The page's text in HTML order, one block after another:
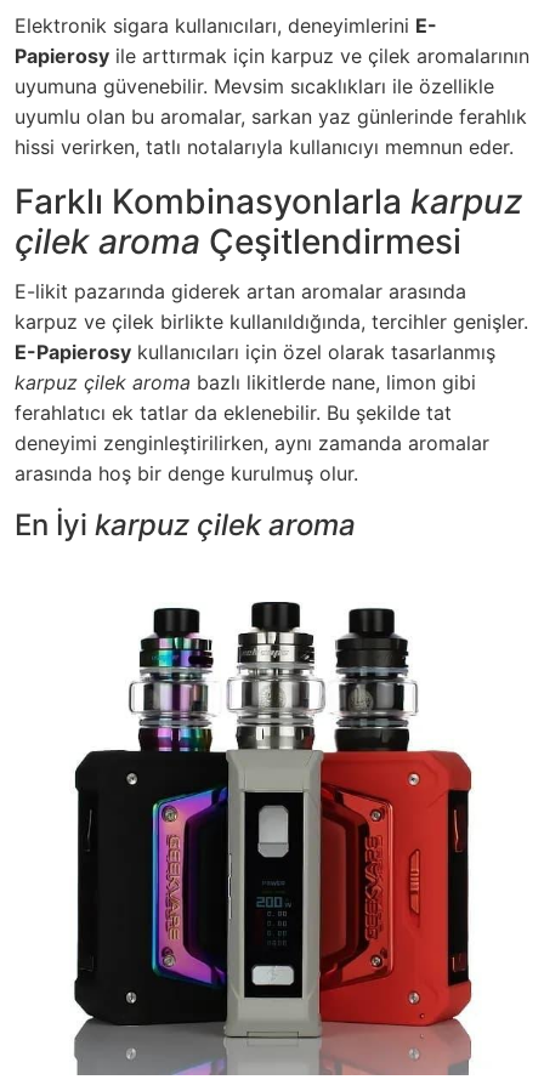
Elektronik sigara kullanıcıları, deneyimlerini E-
Papierosy ile arttırmak için karpuz ve çilek aromalarının
uyumuna güvenebilir. Mevsim sıcaklıkları ile özellikle
uyumlu olan bu aromalar, sarkan yaz günlerinde ferahlık
hissi verirken, tatlı notalarıyla kullanıcıyı memnun eder.
Farklı Kombinasyonlarla karpuz
çilek aroma Çeşitlendirmesi
E-likit pazarında giderek artan aromalar arasında
karpuz ve çilek birlikte kullanıldığında, tercihler genişler.
E-Papierosy kullanıcıları için özel olarak tasarlanmış
karpuz çilek aroma bazlı likitlerde nane, limon gibi
ferahlatıcı ek tatlar da eklenebilir. Bu şekilde tat
deneyimi zenginleştirilirken, aynı zamanda aromalar
arasında hoş bir denge kurulmuş olur.
En İyi karpuz çilek aroma